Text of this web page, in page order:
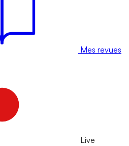
Mes revues
Live